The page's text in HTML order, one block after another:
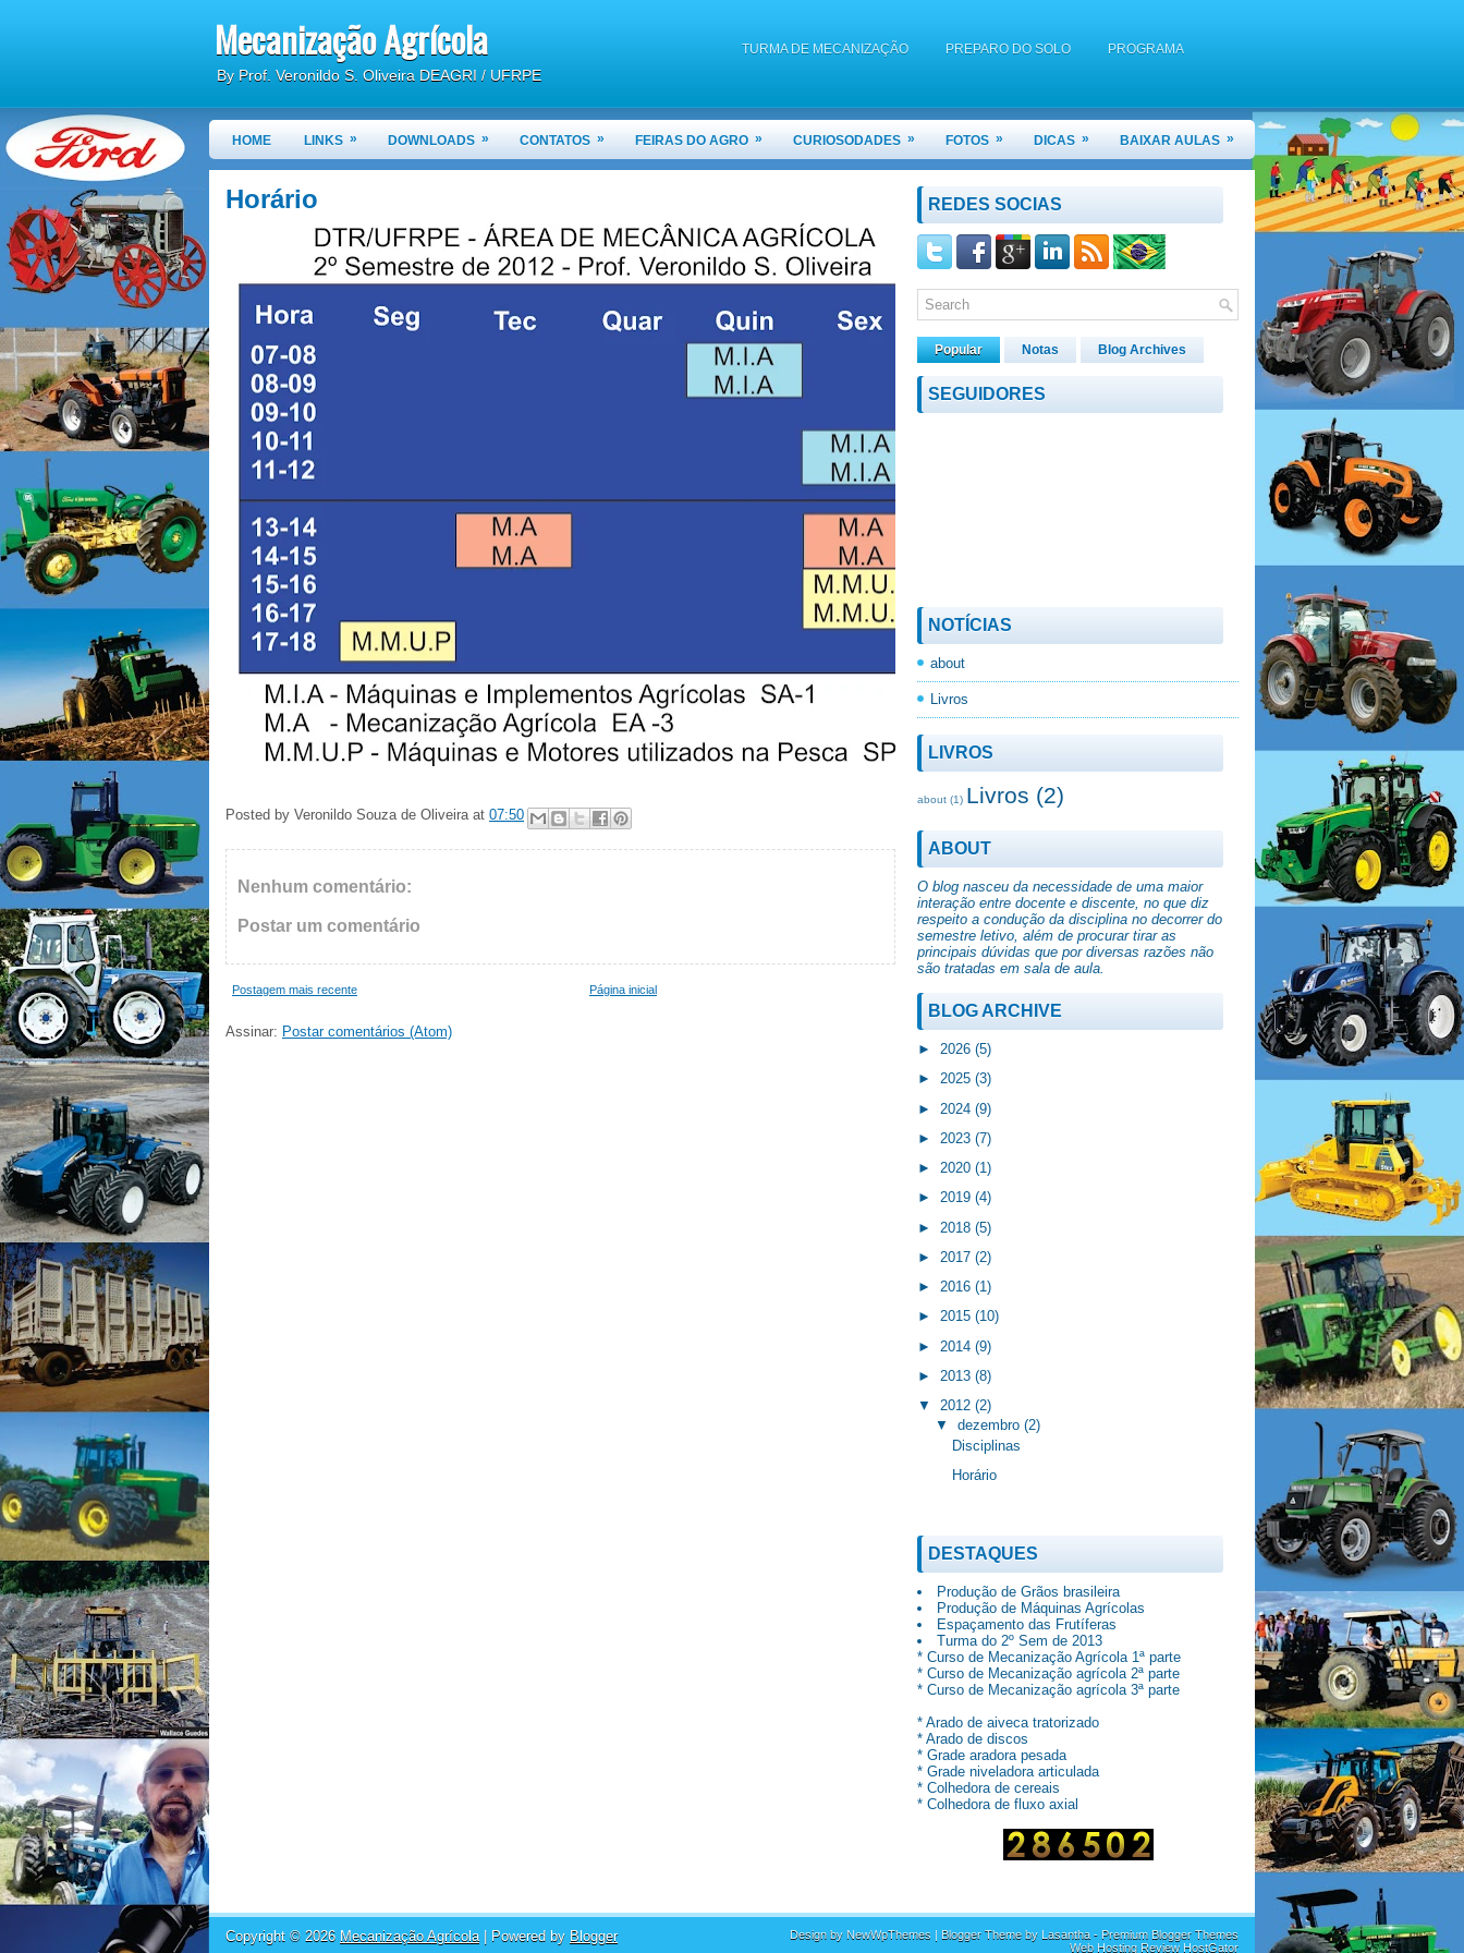
Mecanização Agrícola
By Prof. Veronildo S. Oliveira DEAGRI / UFRPE
TURMA DE MECANIZAÇÃO PREPARO DO SOLO PROGRAMA
NOTAS DA 2ª VA DE MAQUINAS E MOTORES AGRÍCOLAS 2022.2
HOME LINKS » DOWNLOADS » CONTATOS » FEIRAS DO AGRO » CURIOSODADES » FOTOS » DICAS » BAIXAR AULAS »
Horário
Posted by Veronildo Souza de Oliveira at 07:50
Nenhum comentário:
Postar um comentário
Postagem mais recente Página inicial
Assinar: Postar comentários (Atom)
REDES SOCIAS
Popular Notas Blog Archives
SEGUIDORES
NOTÍCIAS
about
Livros
LIVROS
about (1) Livros (2)
ABOUT
O blog nasceu da necessidade de uma maior
interação entre docente e discente, no que diz
respeito a condução da disciplina no decorrer do
semestre letivo, além de procurar tirar as
principais dúvidas que por diversas razões não
são tratadas em sala de aula.
BLOG ARCHIVE
► 2026 (5)
► 2025 (3)
► 2024 (9)
► 2023 (7)
► 2020 (1)
► 2019 (4)
► 2018 (5)
► 2017 (2)
► 2016 (1)
► 2015 (10)
► 2014 (9)
► 2013 (8)
▼ 2012 (2)
▼ dezembro (2)
Disciplinas
Horário
DESTAQUES
Produção de Grãos brasileira
Produção de Máquinas Agrícolas
Espaçamento das Frutíferas
Turma do 2º Sem de 2013
* Curso de Mecanização Agrícola 1ª parte
* Curso de Mecanização agrícola 2ª parte
* Curso de Mecanização agrícola 3ª parte
* Arado de aiveca tratorizado
* Arado de discos
* Grade aradora pesada
* Grade niveladora articulada
* Colhedora de cereais
* Colhedora de fluxo axial
Copyright © 2026 Mecanização Agrícola| Powered by Blogger Design by NewWpThemes | Blogger Theme by Lasantha - Premium Blogger Themes
Web Hosting Review HostGator